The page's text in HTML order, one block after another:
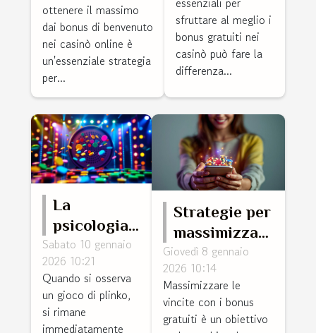
nei casinò
online?
ottenere il massimo
dai bonus di benvenuto
nei casinò online è
un'essenziale strategia
per...
casinò
sfruttare al meglio i
bonus gratuiti nei
casinò può fare la
differenza...
La
psicologia
dietro
l'attrazione
dei giochi
di plinko
Sabato 10 gennaio
2026 10:21
Quando si osserva
un gioco di plinko,
si rimane
immediatamente
Strategie per
massimizzare
le vincite con
i bonus
gratuiti
Giovedì 8 gennaio
2026 10:14
Massimizzare le
vincite con i bonus
gratuiti è un obiettivo